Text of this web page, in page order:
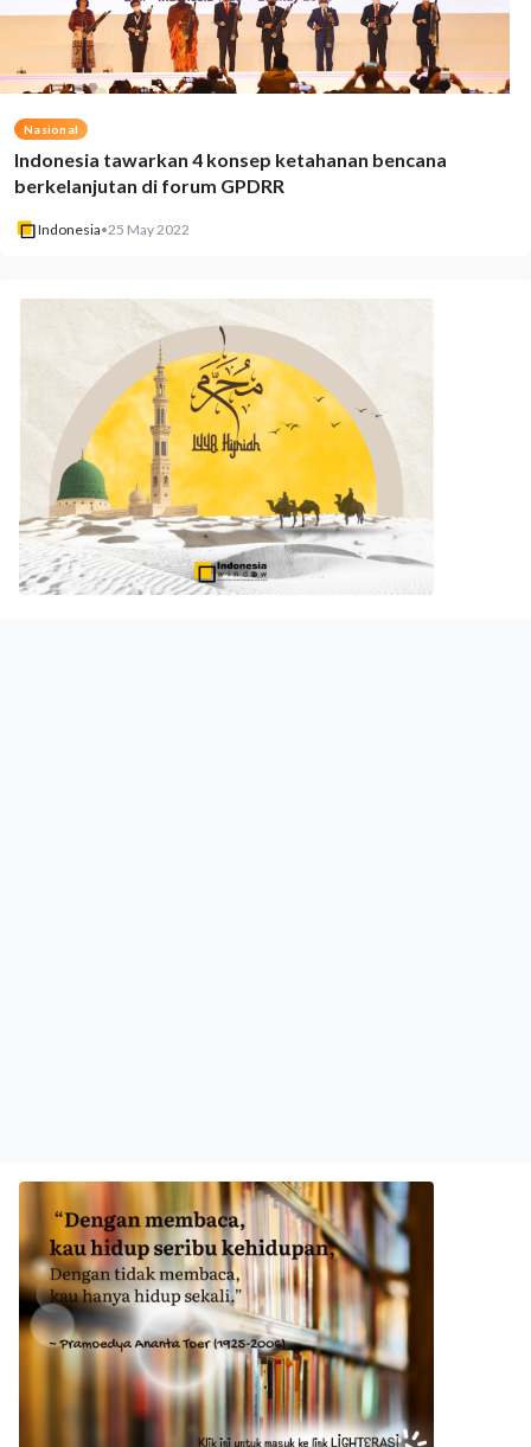
Nasional
Indonesia tawarkan 4 konsep ketahanan bencana
berkelanjutan di forum GPDRR
Indonesia•25 May 2022